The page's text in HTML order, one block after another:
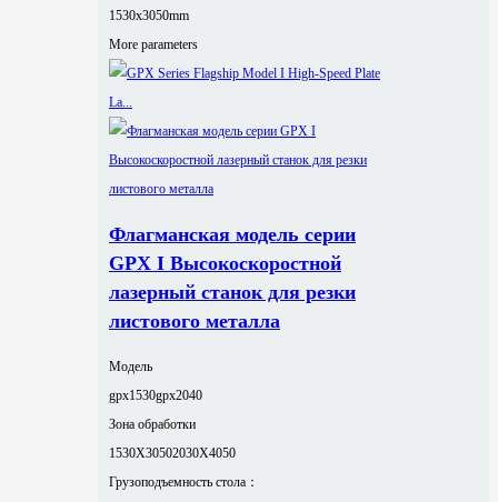
1530x3050mm
More parameters
Флагманская модель серии
GPX I Высокоскоростной
лазерный станок для резки
листового металла
Модель
gpx1530gpx2040
Зона обработки
1530X30502030X4050
Грузоподъемность стола：